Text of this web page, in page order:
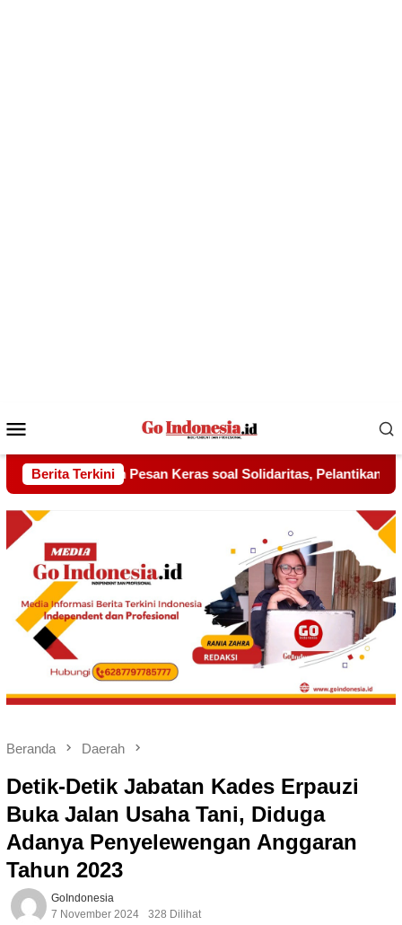
Mobile
Berita Terkini
Pelantikan Sambang Gagak Hitam Jadi Sinyal
Beranda Daerah
Detik-Detik Jabatan Kades Erpauzi
Buka Jalan Usaha Tani, Diduga
Adanya Penyelewengan Anggaran
Tahun 2023
GoIndonesia
7 November 2024
328 Dilihat